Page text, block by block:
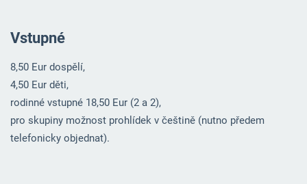
Vstupné
8,50 Eur dospělí,
4,50 Eur děti,
rodinné vstupné 18,50 Eur (2 a 2),
pro skupiny možnost prohlídek v češtině (nutno předem
telefonicky objednat).